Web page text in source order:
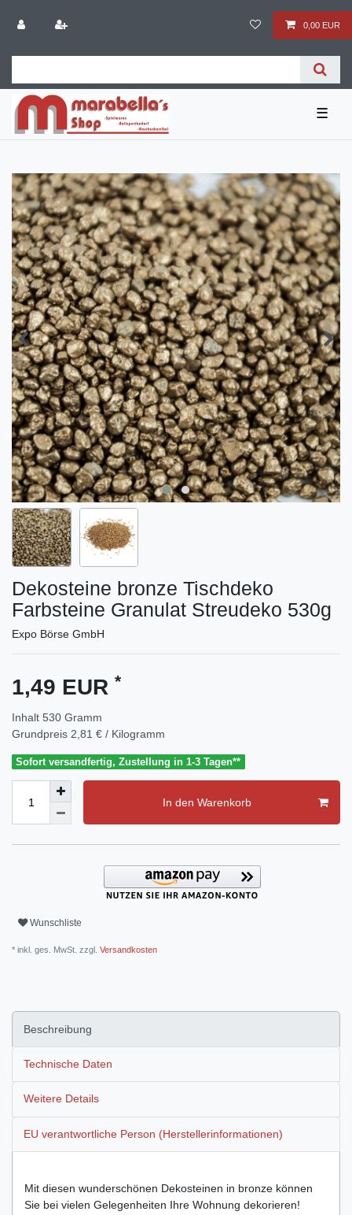
0,00 EUR
☰
Dekosteine bronze Tischdeko
Farbsteine Granulat Streudeko 530g
Expo Börse GmbH
1,49 EUR *
Inhalt 530 Gramm
Grundpreis 2,81 € / Kilogramm
Sofort versandfertig, Zustellung in 1-3 Tagen**
In den Warenkorb
Wunschliste
* inkl. ges. MwSt. zzgl. Versandkosten
Beschreibung
Technische Daten
Weitere Details
EU verantwortliche Person (Herstellerinformationen)
Mit diesen wunderschönen Dekosteinen in bronze können
Sie bei vielen Gelegenheiten Ihre Wohnung dekorieren!